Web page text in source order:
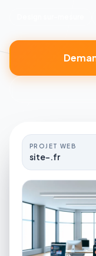
PROJET WEB
site-.fr